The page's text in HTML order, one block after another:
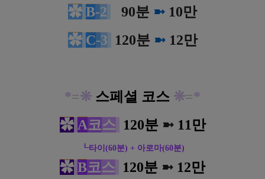
✿ B-2 90분 ➼ 10만
✿ C-3 120분 ➼12만
*=❊ 스페셜 코스 ❊=*
✿ A코스 120분 ➼11만
┖타이(60분) + 아로마(60분)
✿ B코스 120분 ➼ 12만